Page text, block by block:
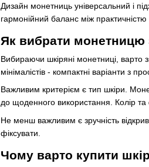
Дизайн монетниць універсальний і
гармонійний баланс між практичністю
Як вибрати монетницю
Вибираючи шкіряні монетниці, варто
мінімалістів - компактні варіанти з
Важливим критерієм є тип шкіри.
до щоденного використання. Колір та
Не менш важливим є зручність
фіксувати.
Чому варто купити